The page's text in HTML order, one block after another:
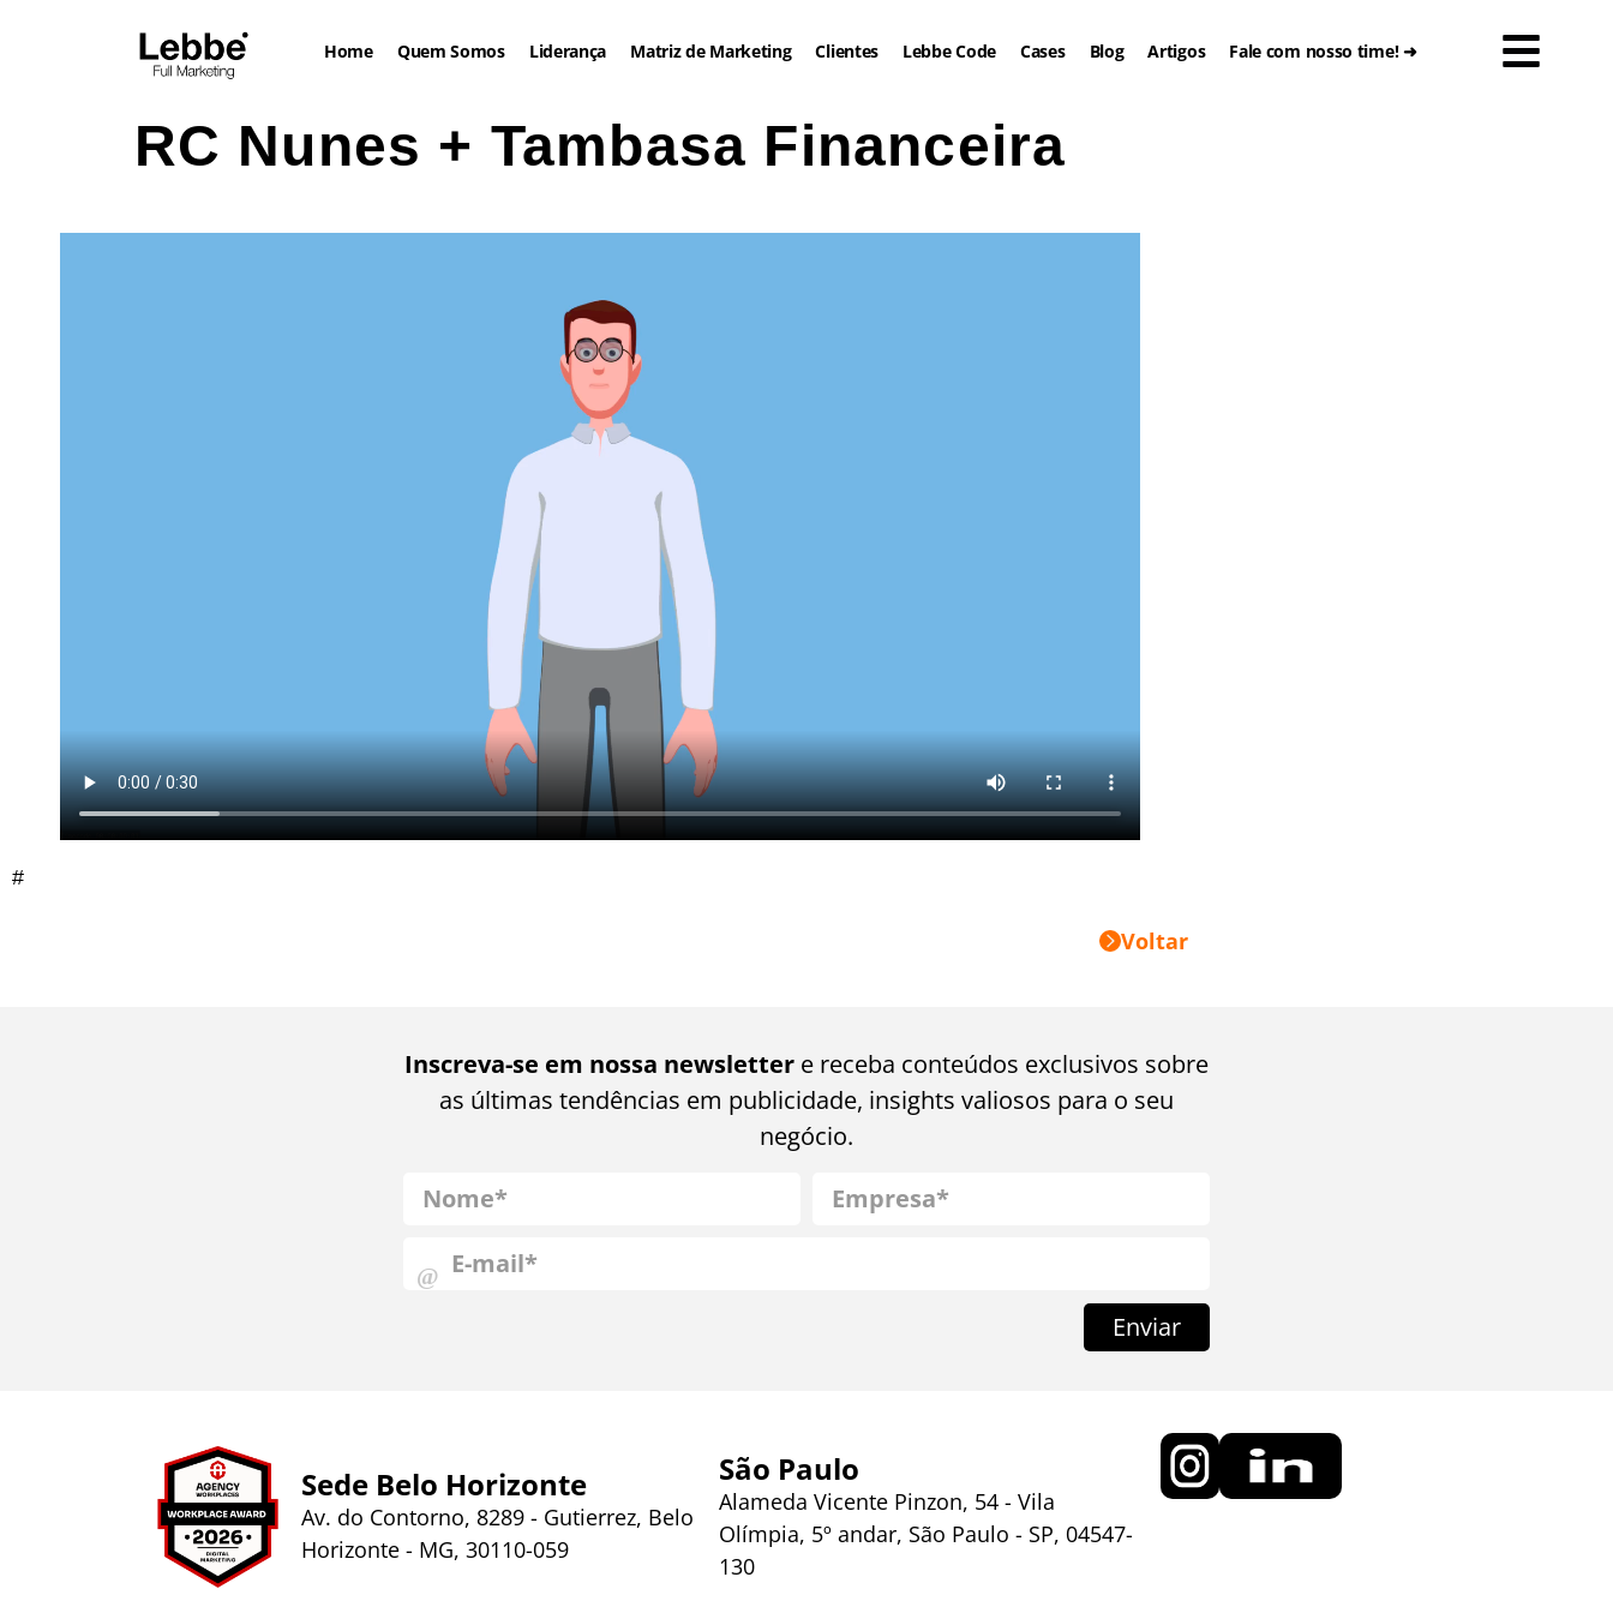
Home Quem Somos Liderança Matriz de Marketing Clientes Lebbe Code Cases Blog Artigos Fale com nosso time! ➜
RC Nunes + Tambasa Financeira
#
Voltar
Inscreva-se em nossa newsletter e receba conteúdos exclusivos sobre
as últimas tendências em publicidade, insights valiosos para o seu
negócio.
Enviar
Sede Belo Horizonte
Av. do Contorno, 8289 - Gutierrez, Belo
Horizonte - MG, 30110-059
São Paulo
Alameda Vicente Pinzon, 54 - Vila
Olímpia, 5º andar, São Paulo - SP, 04547-
130